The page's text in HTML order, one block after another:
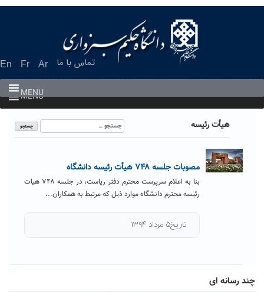
En Fr Ar تماس با ما
MENU
MENU
هیأت رئیسه
جستجو
برای:
مصوبات جلسه ۷۴۸ هیأت رئیسه دانشگاه
بنا به اعلام سرپرست محترم دفتر ریاست، در جلسه ۷۴۸ هیات
رئیسه محترم دانشگاه موارد ذیل که مرتبط به همکاران...
تاریخ۵ مرداد ۱۳۹۴
چند رسانه ای